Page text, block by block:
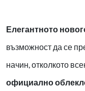
Елегантното
възможност да се
начин, отколкото
официално